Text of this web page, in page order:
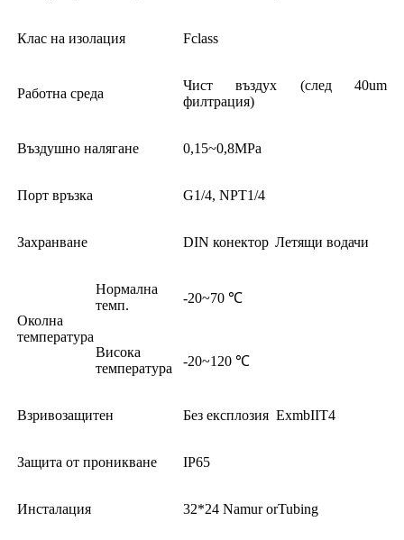
Клас на изолация Fclass
Работна среда
Чист въздух (след 40um
филтрация)
Въздушно налягане 0,15~0,8MPa
Порт връзка G1/4, NPT1/4
Захранване DIN конектор Летящи водачи
Околна
температура
Нормална
темп.
-20~70 ℃
Висока
температура
-20~120 ℃
Взривозащитен Без експлозия ExmbIIT4
Защита от проникване IP65
Инсталация 32*24 Namur orTubing